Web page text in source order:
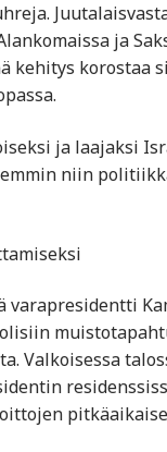
ja
kehitys
ja laajaksi
niin
varapresidentti
Valkoisessa